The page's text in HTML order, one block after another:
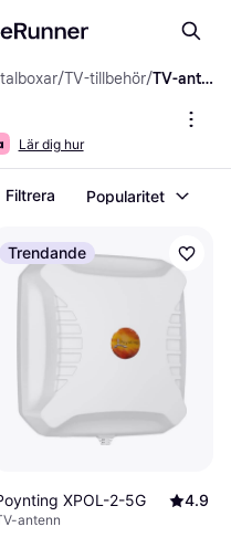
/TV-tillbehör/ TV-antenner
Lär dig hur
Filtrera Popularitet
Trendande
XPOL-2-5G 4.9
antenn